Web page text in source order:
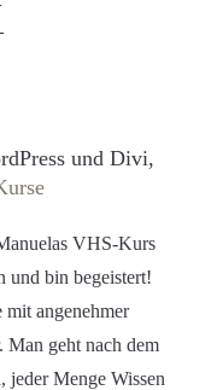
und Divi,
VHS-Kurs
und bin begeistert!
angenehmer
geht nach dem
jeder Menge Wissen